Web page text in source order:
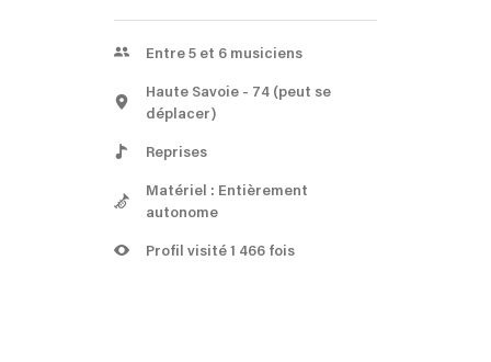
Entre 5 et 6 musiciens
Haute Savoie - 74 (peut se
déplacer)
Reprises
Matériel : Entièrement
autonome
Profil visité 1 466 fois